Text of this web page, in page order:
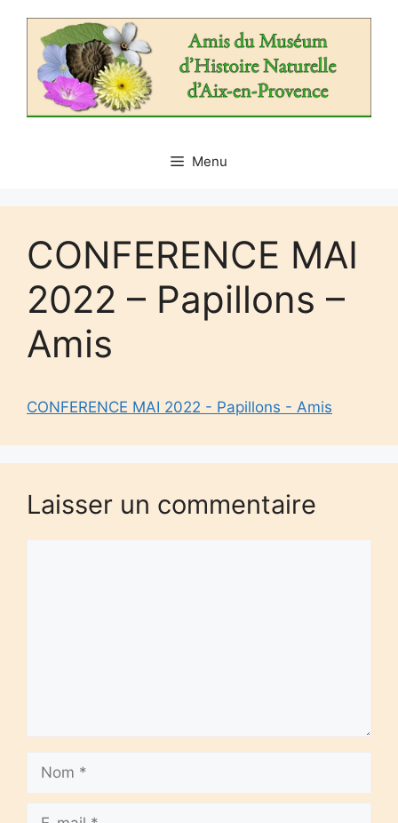
contenu
Menu
CONFERENCE MAI
2022 – Papillons –
Amis
CONFERENCE MAI 2022 - Papillons - Amis
Laisser un commentaire